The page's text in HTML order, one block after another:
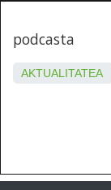
podcasta
AKTUALITATEA